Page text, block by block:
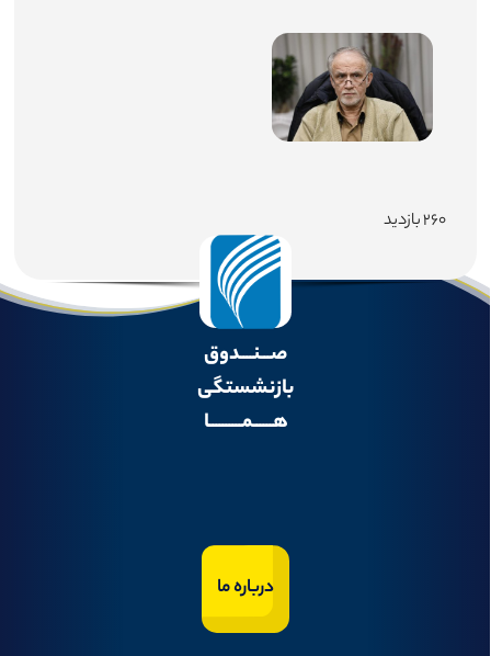
۲۶۰ بازدید
صـــنــــدوق
بازنشستگی
هــــــمــــــــــا
درباره ما